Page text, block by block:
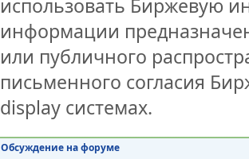
использовать Биржевую
информации
или публичного
письменного согласия
display системах.
Обсуждение на форуме